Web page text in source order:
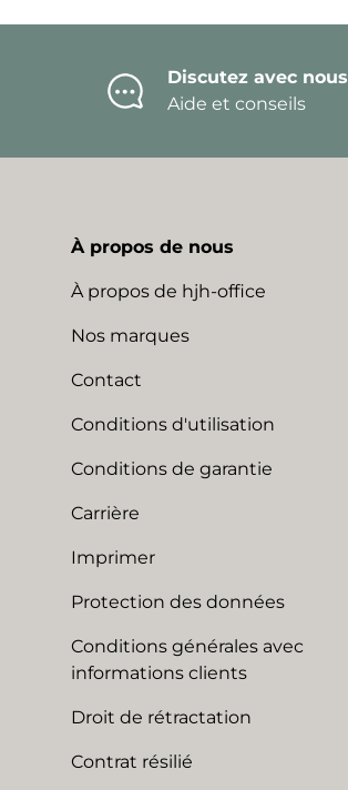
Discutez avec nous
Aide et conseils
À propos de nous
À propos de hjh-office
Nos marques
Contact
Conditions d'utilisation
Conditions de garantie
Carrière
Imprimer
Protection des données
Conditions générales avec
informations clients
Droit de rétractation
Contrat résilié